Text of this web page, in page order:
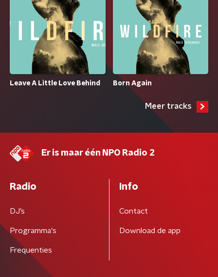
Leave A Little Love Behind Born Again
Meer tracks
Er is maar één NPO Radio 2
Radio
DJ’s
Programma's
Frequenties
Info
Contact
Download de app